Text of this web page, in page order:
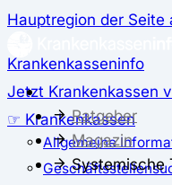
Hauptregion der Seite
Krankenkasseninfo
Jetzt Krankenkassen
☞ Krankenkassen
Allgemeine
Ratgeber
Magazin
Systemische